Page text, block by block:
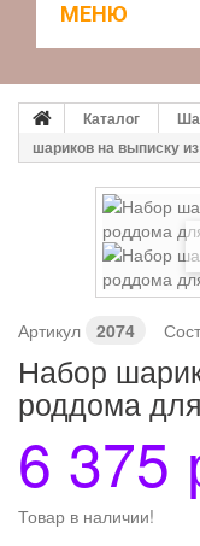
МЕНЮ
Каталог
шариков на выписку
Артикул 2074
Набор
роддома
6 375
Товар в наличии!